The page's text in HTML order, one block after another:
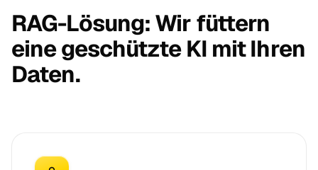
RAG-Lösung: Wir füttern
eine geschützte KI mit Ihren
Daten.